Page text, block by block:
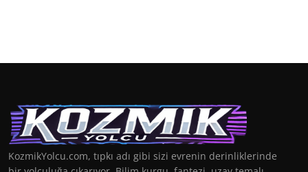
KozmikYolcu.com, tıpkı adı gibi sizi evrenin derinliklerinde